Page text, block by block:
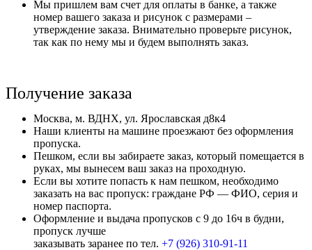
Мы пришлем вам счет для оплаты в банке, а также
номер вашего заказа и рисунок с размерами –
утверждение заказа. Внимательно проверьте рисунок,
так как по нему мы и будем выполнять заказ.
Получение заказа
Москва, м. ВДНХ, ул. Ярославская д8к4
Наши клиенты на машине проезжают без оформления
пропуска.
Пешком, если вы забираете заказ, который помещается в
руках, мы вынесем ваш заказ на проходную.
Если вы хотите попасть к нам пешком, необходимо
заказать на вас пропуск: граждане РФ — ФИО, серия и
номер паспорта.
Оформление и выдача пропусков с 9 до 16ч в будни,
пропуск лучше
заказывать заранее по тел. +7 (926) 310-91-11